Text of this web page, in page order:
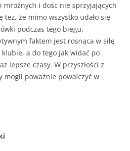
mroźnych i dośc nie sprzyjających
też, że mimo wszystko udało się
podczas tego biegu.
faktem jest rosnąca w siłę
a do tego jak widać po
lepsze czasy. W przyszłości z
mogli poważnie powalczyć w